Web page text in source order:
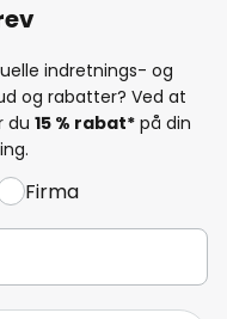
indretnings- og
og rabatter? Ved at
du 15 % rabat* på din
Firma